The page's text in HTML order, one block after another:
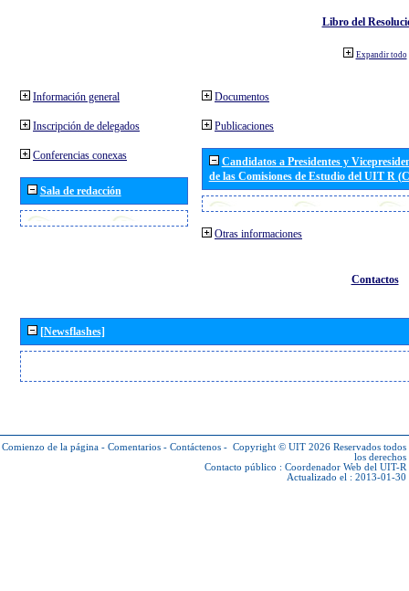
Libro del
Expandir todo
Información general
Inscripción de delegados
Conferencias conexas
Sala de redacción
Documentos
Publicaciones
Candidatos a Presidentes y
de las Comisiones de Estudio del UIT R
Otras informaciones
Contactos
[Newsflashes]
Comienzo de la página - Comentarios - Contáctenos - Copyright © UIT 2026 Reservados todos
los derechos
Contacto público : Coordenador Web del UIT-R
Actualizado el : 2013-01-30